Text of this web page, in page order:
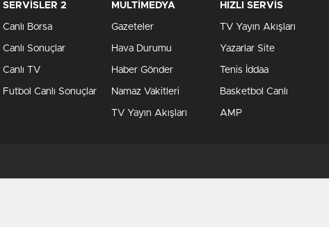
SERVİSLER 2
Canlı Borsa
Canlı Sonuçlar
Canlı TV
Futbol Canlı Sonuçlar
MULTİMEDYA
Gazeteler
Hava Durumu
Haber Gönder
Namaz Vakitleri
TV Yayın Akışları
HIZLI SERVİS
TV Yayın Akışları
Yazarlar Site
Tenis İddaa
Basketbol Canlı
AMP